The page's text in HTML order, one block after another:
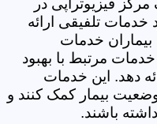
فیزیوتراپی در
خدمات تلفیقی ارائه
بیماران خدمات
مرتبط با بهبود
دهد. این خدمات
وضعیت بیمار کمک کنند و
باشند.